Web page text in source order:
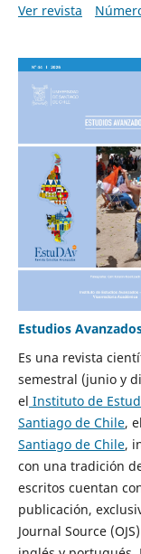
Ver revista
Estudios
Es una revista
semestral (junio y
el Instituto de
Santiago de Chile,
Santiago de Chile,
con una tradición
escritos cuentan
publicación,
Journal Source